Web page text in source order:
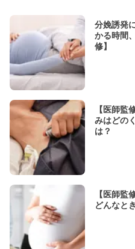
分娩誘発
かる時間
修】
【医師
みはどの
は？
【医師監
どんなと